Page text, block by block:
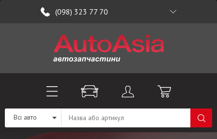
(098) 323 77 70
Всі авто